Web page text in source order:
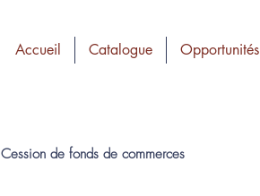
Accueil Catalogue Opportunités
Cession de fonds de commerces